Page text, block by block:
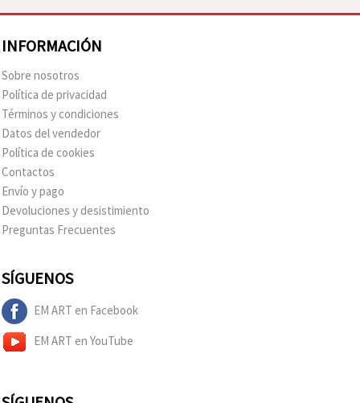
INFORMACIÓN
Sobre nosotros
Política de privacidad
Términos y condiciones
Datos del vendedor
Política de cookies
Contactos
Envío y pago
Devoluciones y desistimiento
Preguntas Frecuentes
SÍGUENOS
EM ART en Facebook
EM ART en YouTube